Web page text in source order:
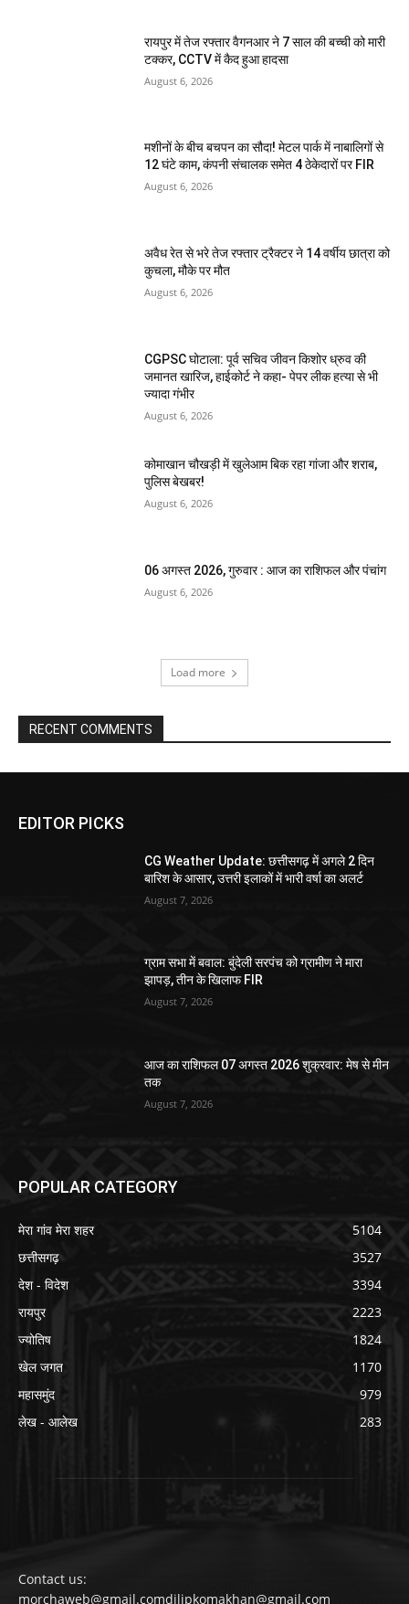
रायपुर में तेज रफ्तार वैगनआर ने 7 साल की बच्ची को मारी
टक्कर, CCTV में कैद हुआ हादसा
August 6, 2026
मशीनों के बीच बचपन का सौदा! मेटल पार्क में नाबालिगों से
12 घंटे काम, कंपनी संचालक समेत 4 ठेकेदारों पर FIR
August 6, 2026
अवैध रेत से भरे तेज रफ्तार ट्रैक्टर ने 14 वर्षीय छात्रा को
कुचला, मौके पर मौत
August 6, 2026
CGPSC घोटाला: पूर्व सचिव जीवन किशोर ध्रुव की
जमानत खारिज, हाईकोर्ट ने कहा- पेपर लीक हत्या से भी
ज्यादा गंभीर
August 6, 2026
कोमाखान चौखड़ी में खुलेआम बिक रहा गांजा और शराब,
पुलिस बेखबर!
August 6, 2026
06 अगस्त 2026, गुरुवार : आज का राशिफल और पंचांग
August 6, 2026
Load more
RECENT COMMENTS
EDITOR PICKS
CG Weather Update: छत्तीसगढ़ में अगले 2 दिन
बारिश के आसार, उत्तरी इलाकों में भारी वर्षा का अलर्ट
August 7, 2026
ग्राम सभा में बवाल: बुंदेली सरपंच को ग्रामीण ने मारा
झापड़, तीन के खिलाफ FIR
August 7, 2026
आज का राशिफल 07 अगस्त 2026 शुक्रवार: मेष से मीन
तक
August 7, 2026
POPULAR CATEGORY
मेरा गांव मेरा शहर
5104
छत्तीसगढ़
3527
देश - विदेश
3394
रायपुर
2223
ज्योतिष
1824
खेल जगत
1170
महासमुंद
979
लेख - आलेख
283
Contact us:
morchaweb@gmail.comdilipkomakhan@gmail.com